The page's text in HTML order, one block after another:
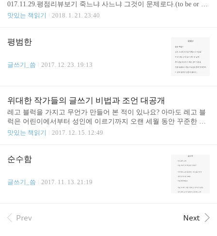
017.11.29.평점리뷰보기 죽느냐 사느냐 그것이 문제로다.(to be or not
to be) 치료가 불가능한 병에 걸려서 앞으로 살 수 있는 날이 1년, 6개
를 가능성을 붙잡고 치료를 받으며 살아갈까, 아니면 병원을 나와 고
통을 견디며 죽음이 찾아올 때를 기다릴까? 하루에도 수십 번씩 햄
릿이 했던 저 말을 되뇌일 것 같습니다. 선택지가 많지도 않고 어떤
선택을 해도 고통스러울 듯 합니다. 하지만 이렇게 임종을 앞둔 사람
맛있는 책읽기 2018. 1. 21. 23:40
평범한
글쓰기_씀 2017. 12. 23. 19:13
위대한 작가들의 글쓰기 비법과 조언 대공개
레고 블럭을 가지고 무언가 만들어 본 적이 있나요? 아마도 레고 블
럭은 어린이에서부터 성인에 이르기까지 오랜 세월 동안 꾸준한 인
기를 누려온 장난감 중 하나일 겁니다. 레고는 생활용품, 건축물, 자
리 정해진 모양을 만들어 가는 것도 난이도가 있어 재미있고, 작품을
완성하고 나면 나름의 만족과 보람을 느낍니다. 하지만 진정한 레고
의 묘미는 특정한 유형이 없이 거의 무한한 조합으로 창작물을 만들
수 있다는 클래식 블럭에 있을 것입니다. 무엇이든 만들 수 있다는
이야기에 저도 장난감 상자에서 아이들이 가지고 노는 블럭을 꺼내
맛있는 책읽기 2017. 12. 15. 12:49
순수함
글쓰기_씀 2017. 11. 13. 21:19
Prev Next